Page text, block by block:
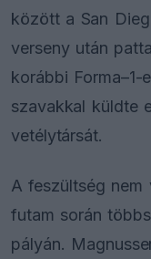
között a San
verseny után
korábbi Forma–1-
szavakkal küldte
vetélytársát.
A feszültség nem
futam során
pályán.